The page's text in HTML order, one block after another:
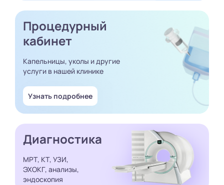
Процедурный
кабинет
Капельницы, уколы и другие
услуги в нашей клинике
Узнать подробнее
Диагностика
МРТ, КТ, УЗИ,
ЭХОКГ, анализы,
эндоскопия